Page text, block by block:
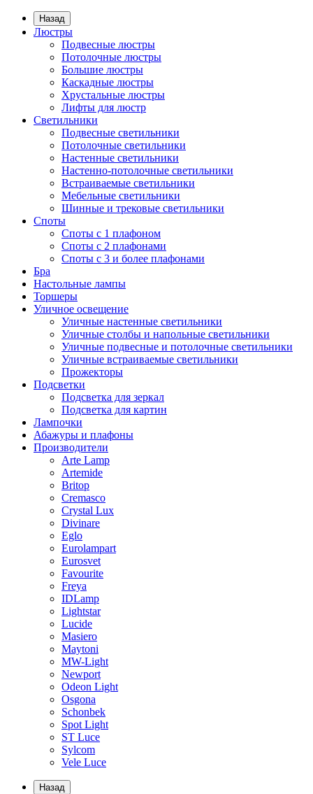
Назад
Люстры
Подвесные люстры
Потолочные люстры
Большие люстры
Каскадные люстры
Хрустальные люстры
Лифты для люстр
Светильники
Подвесные светильники
Потолочные светильники
Настенные светильники
Настенно-потолочные светильники
Встраиваемые светильники
Мебельные светильники
Шинные и трековые светильники
Споты
Споты с 1 плафоном
Споты с 2 плафонами
Споты с 3 и более плафонами
Бра
Настольные лампы
Торшеры
Уличное освещение
Уличные настенные светильники
Уличные столбы и напольные светильники
Уличные подвесные и потолочные светильники
Уличные встраиваемые светильники
Прожекторы
Подсветки
Подсветка для зеркал
Подсветка для картин
Лампочки
Абажуры и плафоны
Производители
Arte Lamp
Artemide
Britop
Cremasco
Crystal Lux
Divinare
Eglo
Eurolampart
Eurosvet
Favourite
Freya
IDLamp
Lightstar
Lucide
Masiero
Maytoni
MW-Light
Newport
Odeon Light
Osgona
Schonbek
Spot Light
ST Luce
Sylcom
Vele Luce
Назад